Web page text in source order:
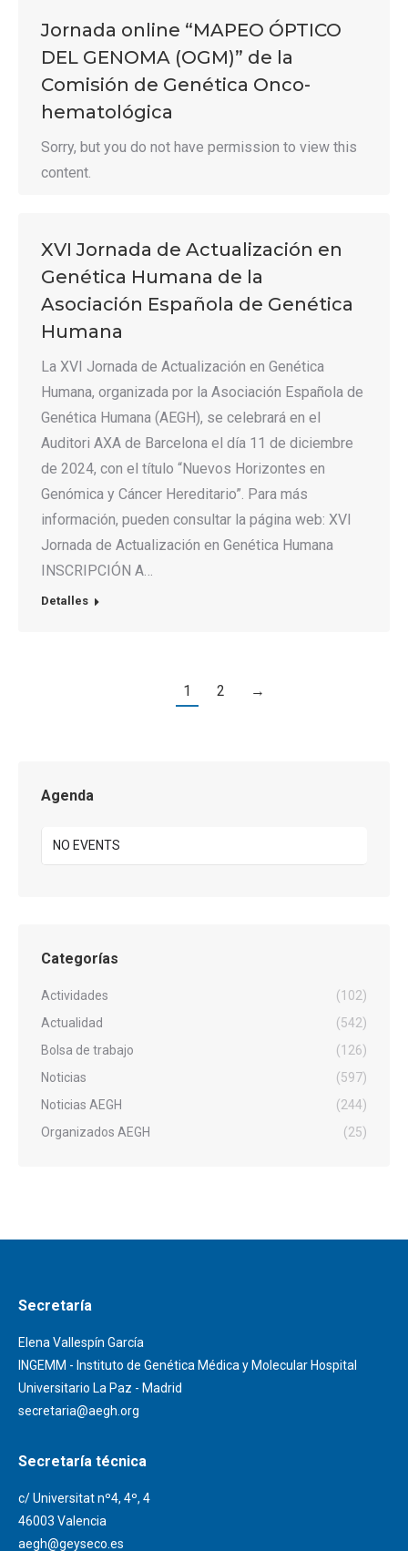
Jornada online “MAPEO ÓPTICO
DEL GENOMA (OGM)” de la
Comisión de Genética Onco-
hematológica
Sorry, but you do not have permission to view this
content.
XVI Jornada de Actualización en
Genética Humana de la
Asociación Española de Genética
Humana
La XVI Jornada de Actualización en Genética
Humana, organizada por la Asociación Española de
Genética Humana (AEGH), se celebrará en el
Auditori AXA de Barcelona el día 11 de diciembre
de 2024, con el título “Nuevos Horizontes en
Genómica y Cáncer Hereditario”. Para más
información, pueden consultar la página web: XVI
Jornada de Actualización en Genética Humana
INSCRIPCIÓN A…
Detalles
1 2 →
Agenda
NO EVENTS
Categorías
Actividades
(102)
Actualidad
(542)
Bolsa de trabajo
(126)
Noticias
(597)
Noticias AEGH
(244)
Organizados AEGH
(25)
Secretaría
Elena Vallespín García
INGEMM - Instituto de Genética Médica y Molecular Hospital
Universitario La Paz - Madrid
secretaria@aegh.org
Secretaría técnica
c/ Universitat nº4, 4º, 4
46003 Valencia
aegh@geyseco.es